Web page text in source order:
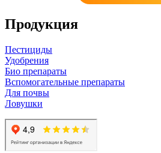
Продукция
Пестициды
Удобрения
Био препараты
Вспомогательные препараты
Для почвы
Ловушки